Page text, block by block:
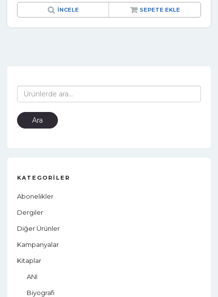
İNCELE SEPETE EKLE
Ara:
Ara
KATEGORILER
Abonelikler
Dergiler
Diğer Ürünler
Kampanyalar
Kitaplar
ANI
Biyografi